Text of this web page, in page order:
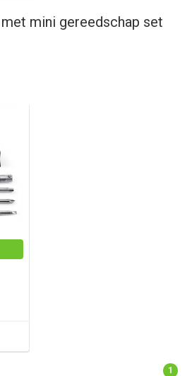
mini gereedschap set
1